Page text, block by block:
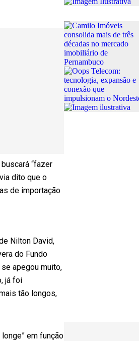
“fazer
dito que o
de importação
Nilton David,
do Fundo
apegou muito,
já foi
tão longos,
em função